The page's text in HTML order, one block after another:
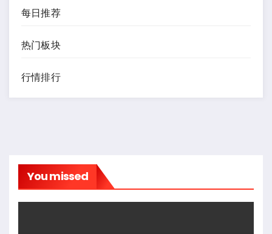
每日推荐
热门板块
行情排行
You missed